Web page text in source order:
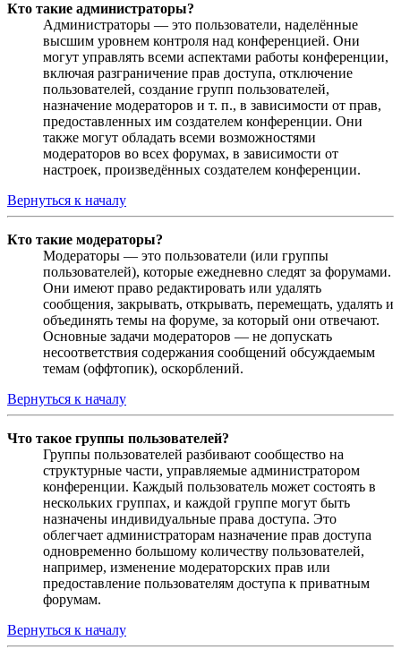
Кто такие администраторы?
Администраторы — это пользователи, наделённые
высшим уровнем контроля над конференцией. Они
могут управлять всеми аспектами работы конференции,
включая разграничение прав доступа, отключение
пользователей, создание групп пользователей,
назначение модераторов и т. п., в зависимости от прав,
предоставленных им создателем конференции. Они
также могут обладать всеми возможностями
модераторов во всех форумах, в зависимости от
настроек, произведённых создателем конференции.
Вернуться к началу
Кто такие модераторы?
Модераторы — это пользователи (или группы
пользователей), которые ежедневно следят за форумами.
Они имеют право редактировать или удалять
сообщения, закрывать, открывать, перемещать, удалять и
объединять темы на форуме, за который они отвечают.
Основные задачи модераторов — не допускать
несоответствия содержания сообщений обсуждаемым
темам (оффтопик), оскорблений.
Вернуться к началу
Что такое группы пользователей?
Группы пользователей разбивают сообщество на
структурные части, управляемые администратором
конференции. Каждый пользователь может состоять в
нескольких группах, и каждой группе могут быть
назначены индивидуальные права доступа. Это
облегчает администраторам назначение прав доступа
одновременно большому количеству пользователей,
например, изменение модераторских прав или
предоставление пользователям доступа к приватным
форумам.
Вернуться к началу